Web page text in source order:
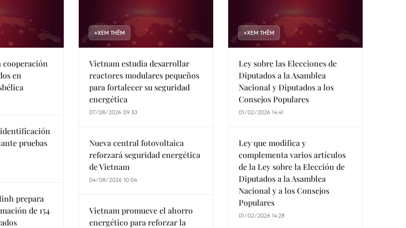
en
pruebas
prepara
de 154
+XEM THÊM
Vietnam estudia desarrollar
reactores modulares pequeños
para fortalecer su seguridad
energética
07/08/2026 09:53
Nueva central fotovoltaica
reforzará seguridad energética
de Vietnam
04/08/2026 10:04
Vietnam promueve el ahorro
energético para reforzar la
+XEM THÊM
Ley sobre las Elecciones de
Diputados a la Asamblea
Nacional y Diputados a los
Consejos Populares
01/02/2026 14:41
Ley que modifica y
complementa varios artículos
de la Ley sobre la Elección de
Diputados a la Asamblea
Nacional y a los Consejos
Populares
01/02/2026 14:28